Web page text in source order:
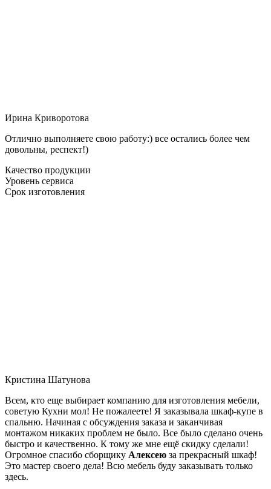
Ирина Криворотова
Отлично выполняете свою работу:) все остались более чем
довольны, респект!)
Качество продукции
Уровень сервиса
Срок изготовления
Кристина Шатунова
Всем, кто еще выбирает компанию для изготовления мебели,
советую Кухни мол! Не пожалеете! Я заказывала шкаф-купе в
спальню. Начиная с обсуждения заказа и заканчивая
монтажом никаких проблем не было. Все было сделано очень
быстро и качественно. К тому же мне ещё скидку сделали!
Огромное спасибо сборщику Алексею за прекрасный шкаф!
Это мастер своего дела! Всю мебель буду заказывать только
здесь.